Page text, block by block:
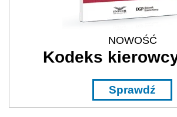
NOWOŚĆ
Kodeks
Sprawdź